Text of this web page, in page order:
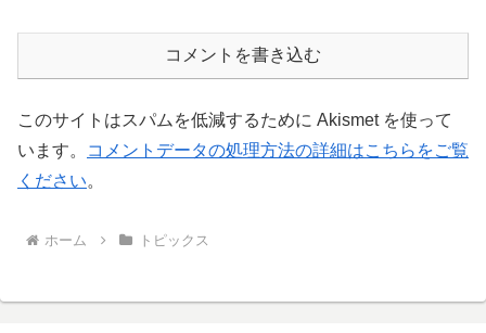
コメントを書き込む
このサイトはスパムを低減するために Akismet を使って
います。
コメントデータの処理方法の詳細はこちらをご覧
ください。
ホーム トピックス